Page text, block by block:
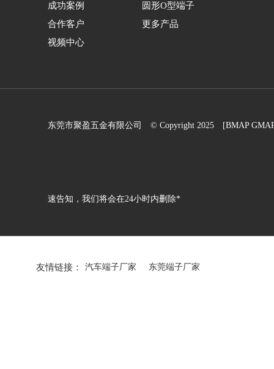
成功案例
合作客户
视频中心
圆形O型端子
更多产品
东莞市聚盈五金有限公司 © Copyright 2025 [BMAP
速告知，我们将会在24小时内删除*
友情链接： 汽车端子厂家 东莞端子厂家